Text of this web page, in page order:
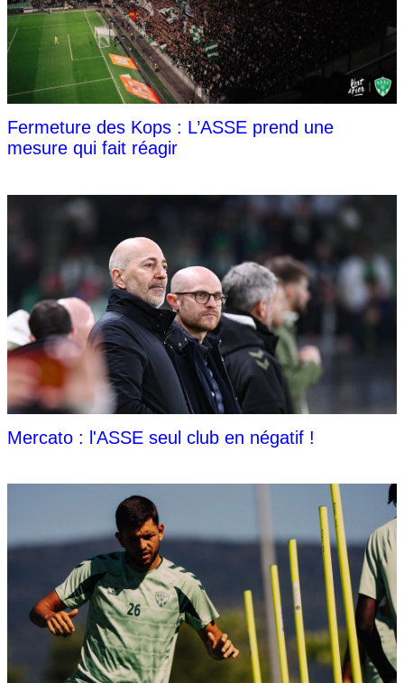
Fermeture des Kops : L’ASSE prend une
mesure qui fait réagir
Mercato : l'ASSE seul club en négatif !